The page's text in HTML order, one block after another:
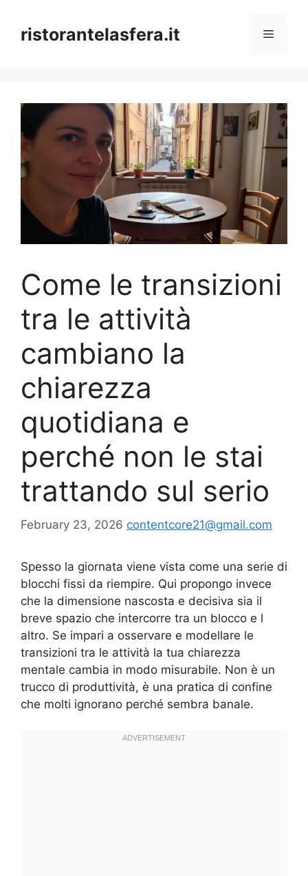
contentristorantelasfera.it Menu
Come le transizioni
tra le attività
cambiano la
chiarezza
quotidiana e
perché non le stai
trattando sul serio
February 23, 2026 contentcore21@gmail.com
Spesso la giornata viene vista come una serie di
blocchi fissi da riempire. Qui propongo invece
che la dimensione nascosta e decisiva sia il
breve spazio che intercorre tra un blocco e l
altro. Se impari a osservare e modellare le
transizioni tra le attività la tua chiarezza
mentale cambia in modo misurabile. Non è un
trucco di produttività, è una pratica di confine
che molti ignorano perché sembra banale.